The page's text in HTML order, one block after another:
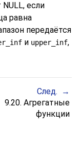
если
равна
передаётся
и upper_inf,
След.
9.20. Агрегатные
функции